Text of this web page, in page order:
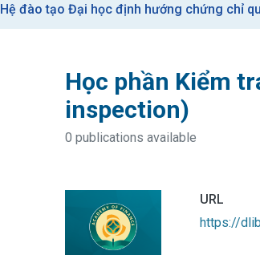
Hệ đào tạo Đại học định hướng chứng chỉ
Học phần Kiểm
inspection)
0 publications available
URL
https://